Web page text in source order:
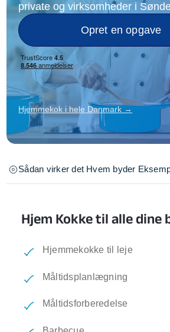
private og virksomheder i
Opret en opgave
Hjemmekok i hele Danmark →
Sådan virker det Hvem byder
Hjem Kokke til alle dine
Hjemmekokke til leje
Måltidsplanlægning
Måltidsforberedelse